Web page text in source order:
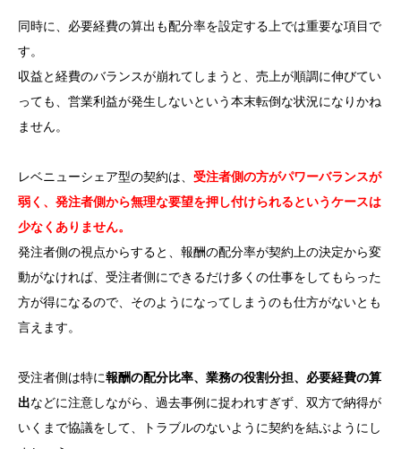
同時に、必要経費の算出も配分率を設定する上では重要な項目で
す。
収益と経費のバランスが崩れてしまうと、売上が順調に伸びてい
っても、営業利益が発生しないという本末転倒な状況になりかね
ません。
レベニューシェア型の契約は、 受注者側の方がパワーバランスが
弱く、発注者側から無理な要望を押し付けられるというケースは
少なくありません。
発注者側の視点からすると、報酬の配分率が契約上の決定から変
動がなければ、受注者側にできるだけ多くの仕事をしてもらった
方が得になるので、そのようになってしまうのも仕方がないとも
言えます。
受注者側は特に報酬の配分比率、業務の役割分担、必要経費の算
出などに注意しながら、過去事例に捉われすぎず、双方で納得が
いくまで協議をして、トラブルのないように契約を結ぶようにし